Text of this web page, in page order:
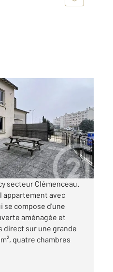
54
vendre
€
secteur Clémenceau.
appartement avec
se compose d'une
aménagée et
direct sur une grande
quatre chambres